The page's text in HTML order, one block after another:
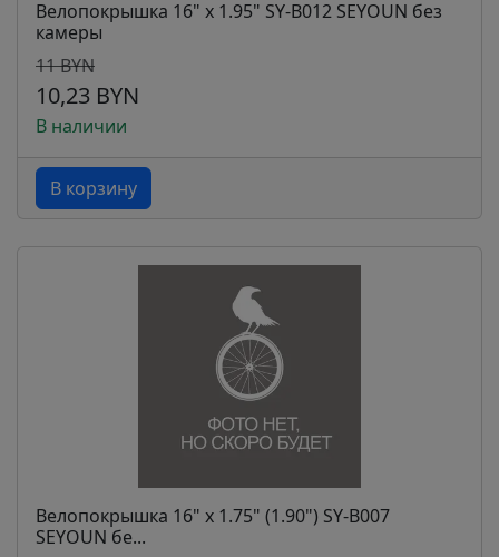
Велопокрышка 16" x 1.95" SY-B012 SEYOUN без
камеры
11 BYN
10,23 BYN
В наличии
В корзину
Велопокрышка 16" x 1.75" (1.90") SY-B007
SEYOUN бе...